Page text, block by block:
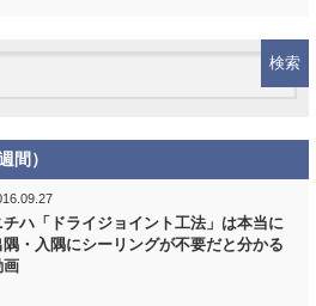
間）
チハ「ドライジョイント工法」は本当に
隅・入隅にシーリングが不要だと分かる
画